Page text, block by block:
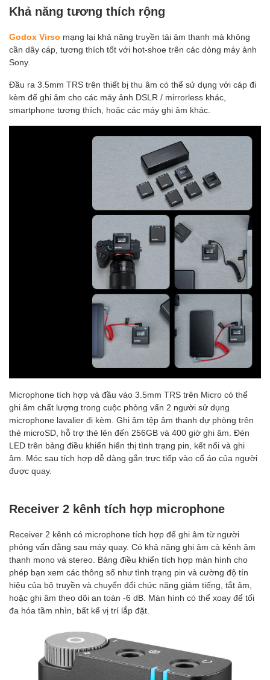
Khả năng tương thích rộng
Godox Virso mạng lại khả năng truyền tải âm thanh mà không
cần dây cáp, tương thích tốt với hot-shoe trên các dòng máy ảnh
Sony.
Đầu ra 3.5mm TRS trên thiết bị thu âm có thể sử dụng với cáp đi
kèm để ghi âm cho các máy ảnh DSLR / mirrorless khác,
smartphone tương thích, hoặc các máy ghi âm khác.
Microphone tích hợp và đầu vào 3.5mm TRS trên Micro có thể
ghi âm chất lượng trong cuộc phỏng vấn 2 người sử dụng
microphone lavalier đi kèm. Ghi âm tệp âm thanh dự phòng trên
thẻ microSD, hỗ trợ thẻ lên đến 256GB và 400 giờ ghi âm. Đèn
LED trên bảng điều khiển hiển thị tình trạng pin, kết nối và ghi
âm. Móc sau tích hợp dễ dàng gắn trực tiếp vào cổ áo của người
được quay.
Receiver 2 kênh tích hợp microphone
Receiver 2 kênh có microphone tích hợp để ghi âm từ người
phỏng vấn đằng sau máy quay. Có khả năng ghi âm cả kênh âm
thanh mono và stereo. Bảng điều khiển tích hợp màn hình cho
phép bạn xem các thông số như tình trạng pin và cường độ tín
hiệu của bộ truyền và chuyển đổi chức năng giảm tiếng, tắt âm,
hoặc ghi âm theo dõi an toàn -6 dB. Màn hình có thể xoay để tối
đa hóa tầm nhìn, bất kể vị trí lắp đặt.